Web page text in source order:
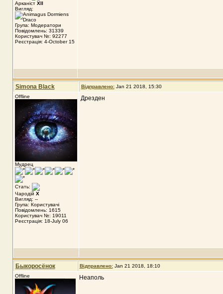
Арканіст XII
Вигляд:
Група: Модератори
Повідомлень: 31339
Користувач №: 92277
Реєстрація: 4-October 15
Simona Black Відправлено: Jan 21 2018, 15:30
Offline
Мудрец
Стать:
Чародій X
Вигляд: --
Група: Користувачі
Повідомлень: 1615
Користувач №: 19011
Реєстрація: 18-July 06
Дрезден
Быкоросёнок Відправлено: Jan 21 2018, 18:10
Offline
Неаполь